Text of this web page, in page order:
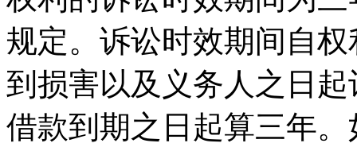
规定。诉讼时效期间自
到损害以及义务人之日
借款到期之日起算三年